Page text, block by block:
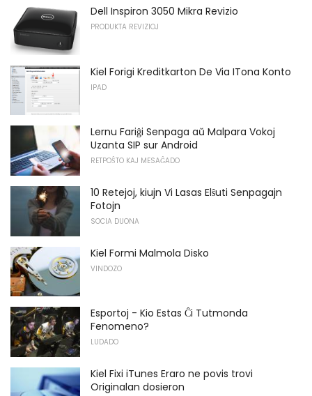
Dell Inspiron 3050 Mikra Revizio
PRODUKTA REVIZIOJ
Kiel Forigi Kreditkarton De Via ITona Konto
IPAD
Lernu Fariĝi Senpaga aŭ Malpara Vokoj
Uzanta SIP sur Android
RETPOŜTO KAJ MESAĜADO
10 Retejoj, kiujn Vi Lasas Elŝuti Senpagajn
Fotojn
SOCIA DUONA
Kiel Formi Malmola Disko
VINDOZO
Esportoj - Kio Estas Ĉi Tutmonda
Fenomeno?
LUDADO
Kiel Fixi iTunes Eraro ne povis trovi
Originalan dosieron